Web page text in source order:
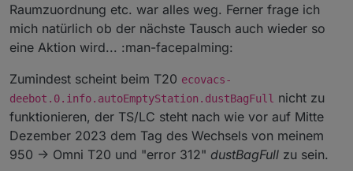
Raumzuordnung etc. war alles weg. Ferner frage ich
mich natürlich ob der nächste Tausch auch wieder so
eine Aktion wird... :man-facepalming:
Zumindest scheint beim T20 ecovacs-
deebot.0.info.autoEmptyStation.dustBagFull nicht zu
funktionieren, der TS/LC steht nach wie vor auf Mitte
Dezember 2023 dem Tag des Wechsels von meinem
950 -> Omni T20 und "error 312" dustBagFull zu sein.